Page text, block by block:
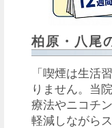
柏原・八尾
「喫煙は生活
りません。当
療法やニコチ
軽減しながら